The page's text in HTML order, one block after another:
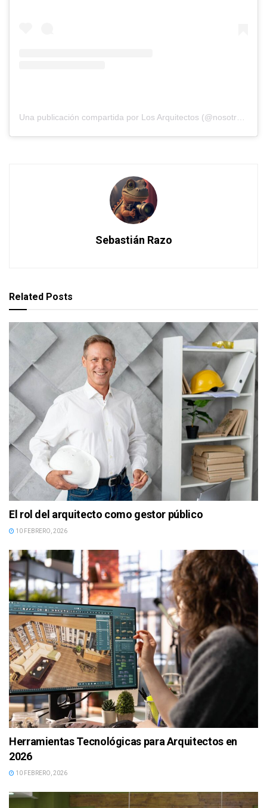
Una publicación compartida por Los Arquitectos (@nosotros_los_arquitectos)
Sebastián Razo
Related Posts
El rol del arquitecto como gestor público
10 FEBRERO, 2026
Herramientas Tecnológicas para Arquitectos en
2026
10 FEBRERO, 2026